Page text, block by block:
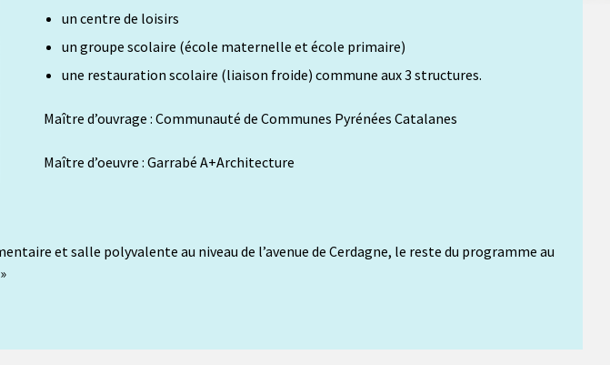
un centre de loisirs
un groupe scolaire (école maternelle et école primaire)
une restauration scolaire (liaison froide) commune aux 3 structures.
Maître d’ouvrage : Communauté de Communes Pyrénées Catalanes
Maître d’oeuvre : Garrabé A+Architecture
et salle polyvalente au niveau de l’avenue de Cerdagne, le reste du programme au